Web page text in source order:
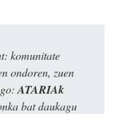
komunitate
ondoren, zuen
ATARIAk
bat daukagu